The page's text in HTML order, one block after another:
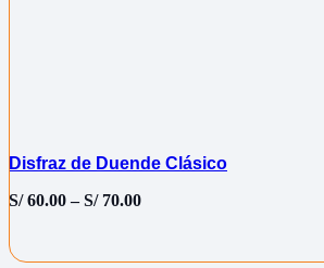
Disfraz de Duende Clásico
S/60.00–S/70.00